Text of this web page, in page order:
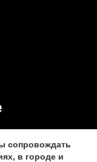
сопровождать
в городе и